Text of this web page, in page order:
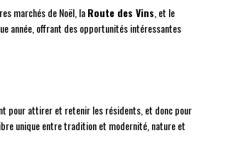
marchés de Noël, laRoute des Vins , et le
année, offrant des opportunités intéressantes
pour attirer et retenir les résidents, et donc pour
unique entre tradition et modernité, nature et